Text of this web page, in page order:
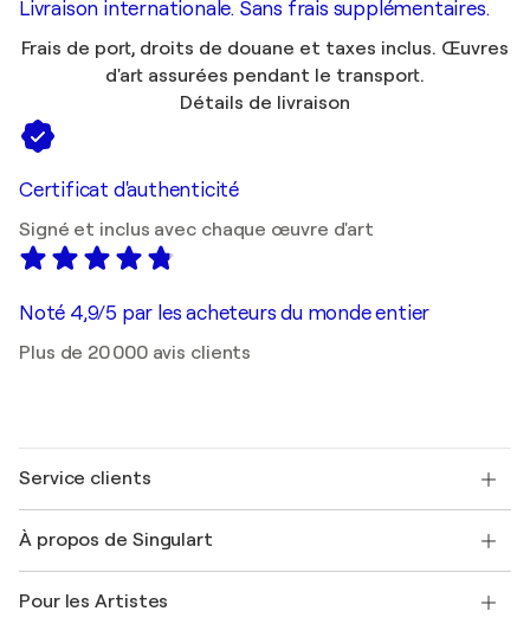
Livraison internationale. Sans frais supplémentaires.
Frais de port, droits de douane et taxes inclus. Œuvres
d'art assurées pendant le transport.
Détails de livraison
Certificat d'authenticité
Signé et inclus avec chaque œuvre d'art
Noté 4,9/5 par les acheteurs du monde entier
Plus de 20 000 avis clients
Service clients
Expédition
Offrir une carte cadeau
À propos de Singulart
FAQ
Pour les Artistes